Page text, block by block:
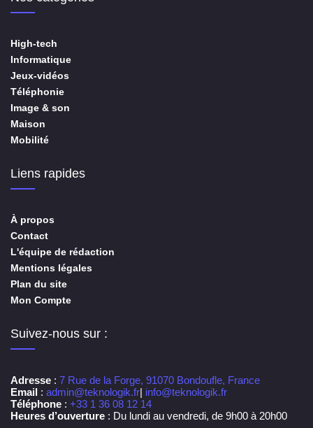
High-tech
Informatique
Jeux-vidéos
Téléphonie
Image & son
Maison
Mobilité
Liens rapides
À propos
Contact
L'équipe de rédaction
Mentions légales
Plan du site
Mon Compte
Suivez-nous sur :
Adresse : 7 Rue de la Forge, 91070 Bondoufle, France
Email : admin@teknologik.fr| info@teknologik.fr
Téléphone : +33 1 36 08 12 14
Heures d’ouverture : Du lundi au vendredi, de 9h00 à 20h00